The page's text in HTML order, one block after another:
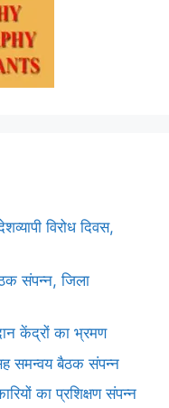
विरोध दिवस,
संपन्न, जिला
केंद्रों का भ्रमण
समन्वय बैठक संपन्न
का प्रशिक्षण संपन्न